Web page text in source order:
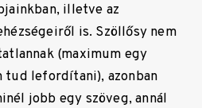
illetve az
is. Szöllősy nem
(maximum egy
tud lefordítani), azonban
jobb egy szöveg, annál